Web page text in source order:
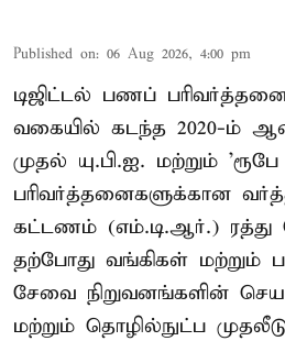
Published on: 06 Aug 2026, 4:00 pm
டிஜிட்டல் பணப்
வகையில் கடந்த 2020-ம்
முதல் யு.பி.ஐ. மற்றும் 'ரூபே
பரிவர்த்தனைகளுக்கான
கட்டணம் (எம்.டி.ஆர்.) ரத்து
தற்போது வங்கிகள் மற்றும்
சேவை நிறுவனங்களின்
மற்றும் தொழில்நுட்ப